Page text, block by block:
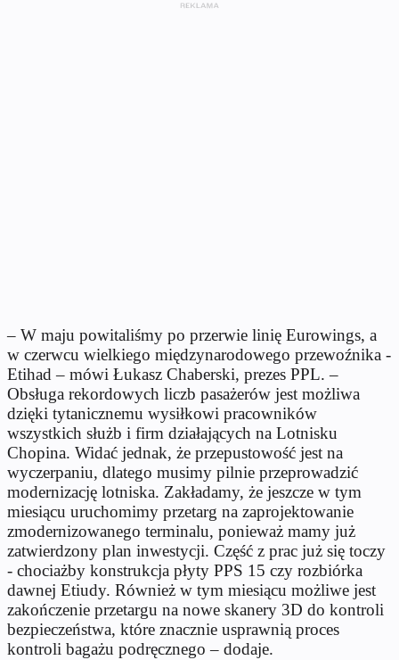
– W maju powitaliśmy po przerwie linię Eurowings, a
w czerwcu wielkiego międzynarodowego przewoźnika -
Etihad – mówi Łukasz Chaberski, prezes PPL. –
Obsługa rekordowych liczb pasażerów jest możliwa
dzięki tytanicznemu wysiłkowi pracowników
wszystkich służb i firm działających na Lotnisku
Chopina. Widać jednak, że przepustowość jest na
wyczerpaniu, dlatego musimy pilnie przeprowadzić
modernizację lotniska. Zakładamy, że jeszcze w tym
miesiącu uruchomimy przetarg na zaprojektowanie
zmodernizowanego terminalu, ponieważ mamy już
zatwierdzony plan inwestycji. Część z prac już się toczy
- chociażby konstrukcja płyty PPS 15 czy rozbiórka
dawnej Etiudy. Również w tym miesiącu możliwe jest
zakończenie przetargu na nowe skanery 3D do kontroli
bezpieczeństwa, które znacznie usprawnią proces
kontroli bagażu podręcznego – dodaje.